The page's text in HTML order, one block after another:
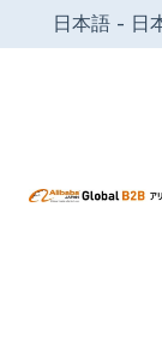
日本語 - 日